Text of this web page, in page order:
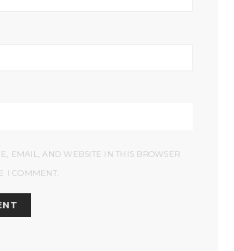
EMAIL, AND WEBSITE IN THIS BROWSER
I COMMENT.